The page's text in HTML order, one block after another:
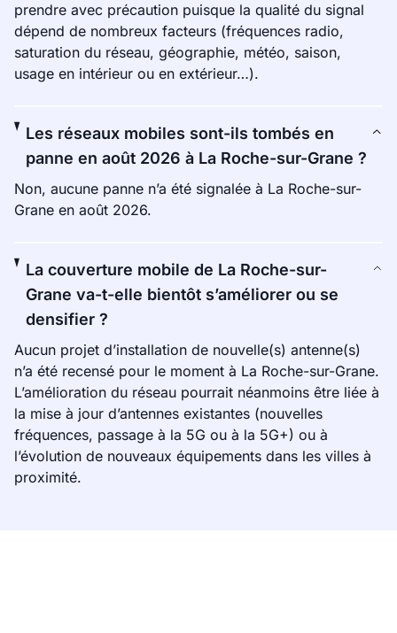
prendre avec précaution puisque la qualité du signal
dépend de nombreux facteurs (fréquences radio,
saturation du réseau, géographie, météo, saison,
usage en intérieur ou en extérieur…).
Les réseaux mobiles sont-ils tombés en
panne en août 2026 à La Roche-sur-Grane ?
Non, aucune panne n’a été signalée à La Roche-sur-
Grane en août 2026.
La couverture mobile de La Roche-sur-
Grane va-t-elle bientôt s’améliorer ou se
densifier ?
Aucun projet d’installation de nouvelle(s) antenne(s)
n’a été recensé pour le moment à La Roche-sur-Grane.
L’amélioration du réseau pourrait néanmoins être liée à
la mise à jour d’antennes existantes (nouvelles
fréquences, passage à la 5G ou à la 5G+) ou à
l’évolution de nouveaux équipements dans les villes à
proximité.